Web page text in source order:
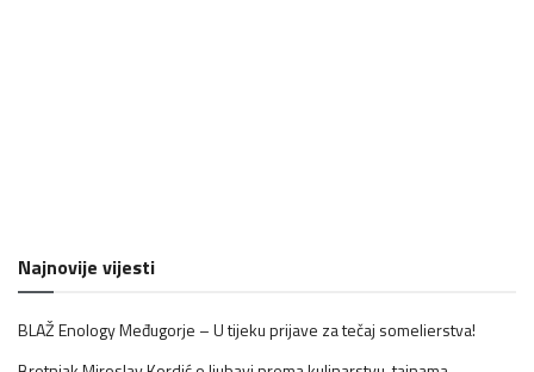
Najnovije vijesti
BLAŽ Enology Međugorje – U tijeku prijave za tečaj somelierstva!